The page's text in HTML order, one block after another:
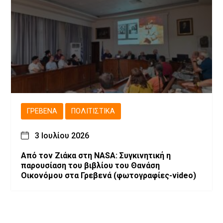
ΓΡΕΒΕΝΆ ΠΟΛΙΤΙΣΤΙΚΆ
3 Ιουλίου 2026
Από τον Ζιάκα στη NASA: Συγκινητική η
παρουσίαση του βιβλίου του Θανάση
Οικονόμου στα Γρεβενά (φωτογραφίες-video)